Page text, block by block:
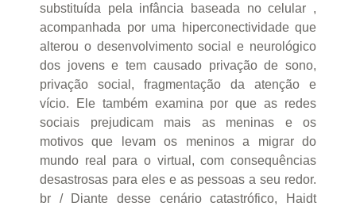
substituída pela infância baseada no celular ,
acompanhada por uma hiperconectividade que
alterou o desenvolvimento social e neurológico
dos jovens e tem causado privação de sono,
privação social, fragmentação da atenção e
vício. Ele também examina por que as redes
sociais prejudicam mais as meninas e os
motivos que levam os meninos a migrar do
mundo real para o virtual, com consequências
desastrosas para eles e as pessoas a seu redor.
br / Diante desse cenário catastrófico, Haidt